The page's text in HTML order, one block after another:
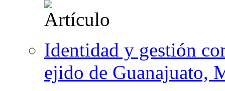
Identidad y gestión
ejido de Guanajuato,